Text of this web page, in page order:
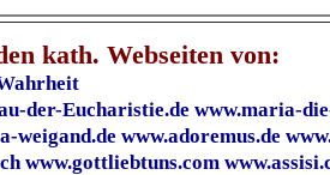
kath. Webseiten von:
der-Eucharistie.de www.maria-
weigand.de www.adoremus.de
www.gottliebtuns.com